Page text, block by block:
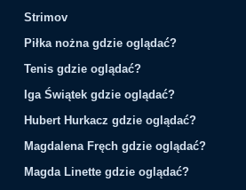
Strimov
Piłka nożna gdzie oglądać?
Tenis gdzie oglądać?
Iga Świątek gdzie oglądać?
Hubert Hurkacz gdzie oglądać?
Magdalena Fręch gdzie oglądać?
Magda Linette gdzie oglądać?